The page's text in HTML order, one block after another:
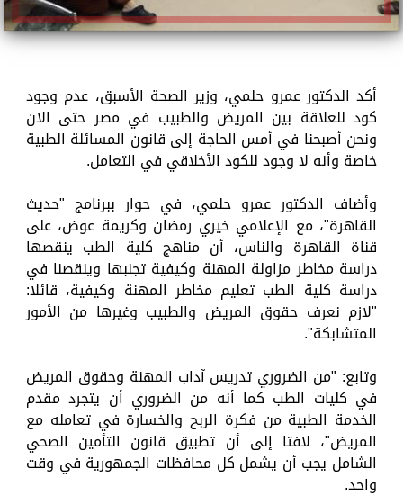
أكد الدكتور عمرو حلمي، وزير الصحة الأسبق، عدم وجود
كود للعلاقة بين المريض والطبيب في مصر حتى الان
ونحن أصبحنا في أمس الحاجة إلى قانون المسائلة الطبية
خاصة وأنه لا وجود للكود الأخلاقي في التعامل.
وأضاف الدكتور عمرو حلمي، في حوار ببرنامج "حديث
القاهرة"، مع الإعلامي خيري رمضان وكريمة عوض، على
قناة القاهرة والناس، أن مناهج كلية الطب ينقصها
دراسة مخاطر مزاولة المهنة وكيفية تجنبها وينقصنا في
دراسة كلية الطب تعليم مخاطر المهنة وكيفية، قائلا:
"لازم نعرف حقوق المريض والطبيب وغيرها من الأمور
المتشابكة".
وتابع: "من الضروري تدريس آداب المهنة وحقوق المريض
في كليات الطب كما أنه من الضروري أن يتجرد مقدم
الخدمة الطبية من فكرة الربح والخسارة في تعامله مع
المريض"، لافتا إلى أن تطبيق قانون التأمين الصحي
الشامل يجب أن يشمل كل محافظات الجمهورية في وقت
واحد.